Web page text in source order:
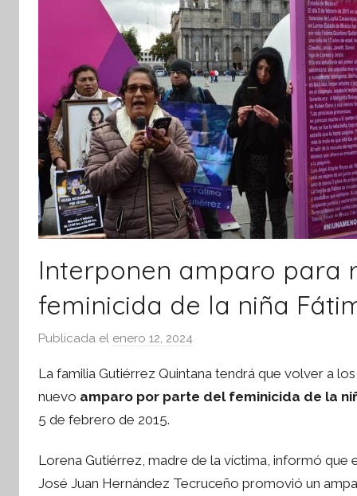
Interponen amparo para
feminicida de la niña
Publicada el enero 12, 2024
r
S
t
e
La familia Gutiérrez Quintana tendrá que volver a
nuevo amparo por parte del feminicida de la
5 de febrero de 2015.
Lorena Gutiérrez, madre de la víctima, informó que
José Juan Hernández Tecruceño promovió un